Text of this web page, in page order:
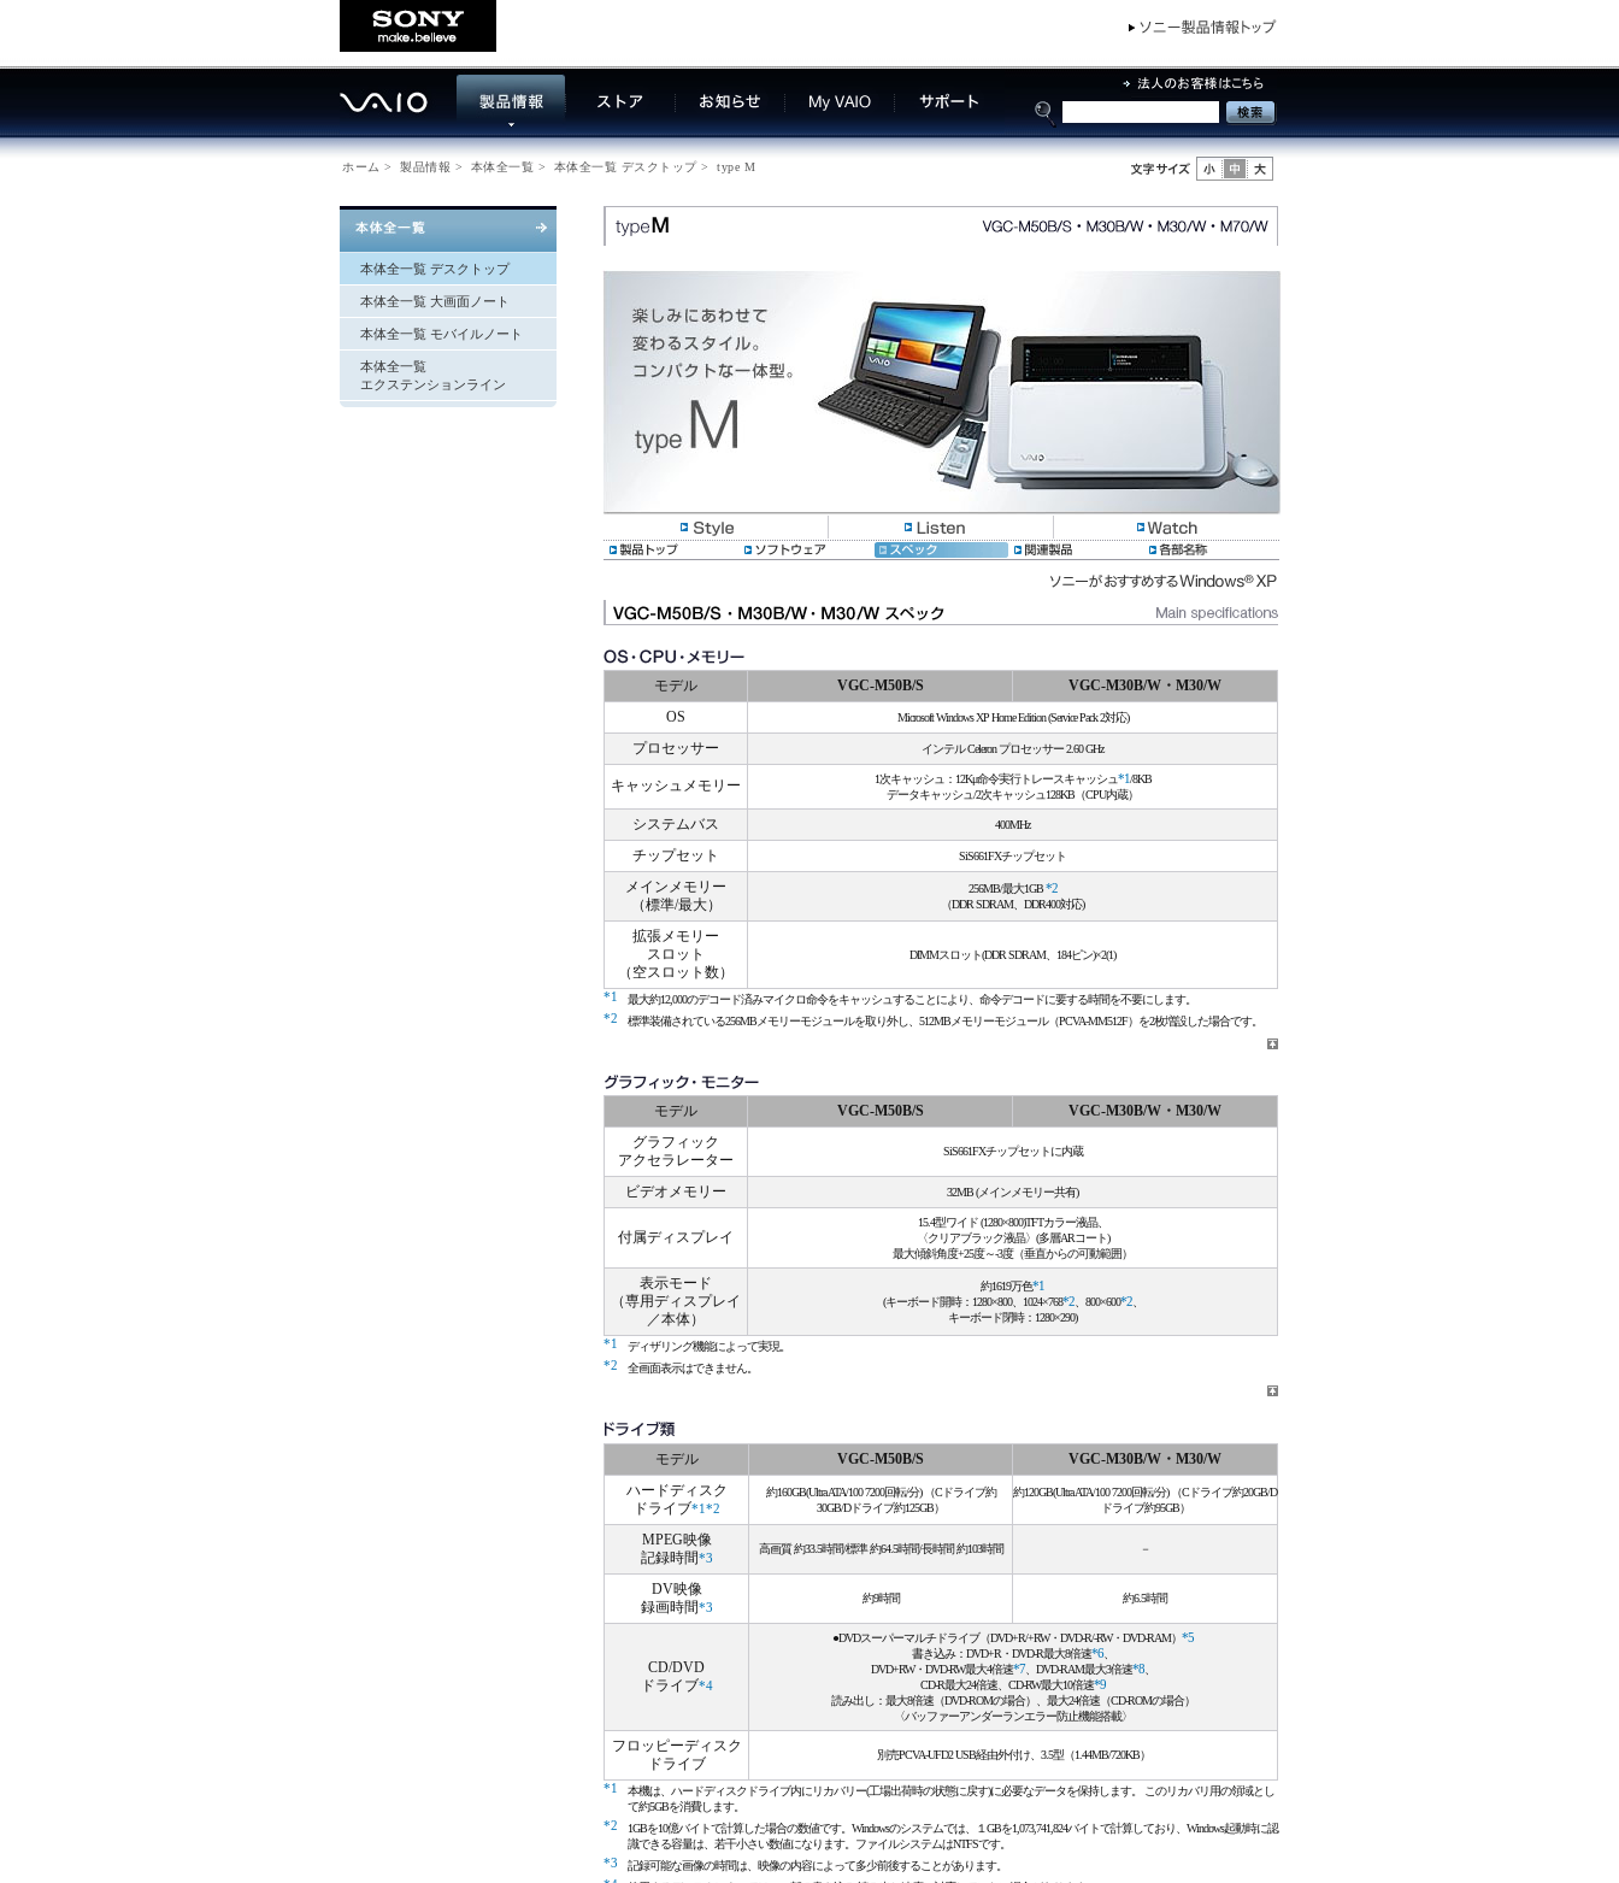
ホーム > 製品情報 > 本体全一覧 > 本体全一覧 デスクトップ> type M
モデル VGC-M50B/S
VGC-M30B/W・M30/W
OS
Microsoft Windows XP Home Edition (Service Pack 2対応)
プロセッサー インテル Celeron プロセッサー 2.60 GHz
キャッシュメモリー 1次キャッシュ：12Kμ命令実行トレースキャッシュ*1/8KB
データキャッシュ/2次キャッシュ128KB（CPU内蔵）
システムバス 400MHz
チップセット SiS661FXチップセット
メインメモリー
（標準/最大）
256MB/最大1GB*2
（DDR SDRAM、DDR400対応)
拡張メモリー
スロット
（空スロット数）
DIMMスロット(DDR SDRAM、184ピン)×2(1)
*1
最大約12,000のデコード済みマイクロ命令をキャッシュすることにより、命令デコードに要する時間を不要にします。
*2
標準装備されている256MBメモリーモジュールを取り外し、512MBメモリーモジュール（PCVA-MM512F）を2枚増設した場合です。
モデル VGC-M50B/S
VGC-M30B/W・M30/W
グラフィック
アクセラレーター
SiS661FXチップセットに内蔵
ビデオメモリー 32MB (メインメモリー共有)
付属ディスプレイ
15.4型ワイド (1280×800)TFTカラー液晶、
〈クリアブラック液晶〉(多層ARコート)
最大傾斜角度+25度～‐3度（垂直からの可動範囲）
表示モード
（専用ディスプレイ
／本体）
約1619万色*1
(キーボード開時：1280×800、1024×768*2、800×600*2、
キーボード閉時：1280×290)
*1
ディザリング機能によって実現。
*2
全画面表示はできません。
モデル VGC-M50B/S
VGC-M30B/W・M30/W
ハードディスク
ドライブ*1*2
約160GB(Ultra ATA/100 7200回転/分) （Cドライブ約
30GB/Dドライブ約125GB）
約120GB(Ultra ATA/100 7200回転/分) （Cドライブ約20GB/D
ドライブ約95GB）
MPEG映像
記録時間*3
高画質 約33.5時間/標準 約64.5時間/長時間 約103時間 －
DV映像
録画時間*3
約9時間 約6.5時間
CD/DVD
ドライブ*4
●DVDスーパーマルチドライブ（DVD+R/+RW・DVD-R/-RW・DVD-RAM） *5
書き込み：DVD+R・DVD-R最大8倍速*6、
DVD+RW・DVD-RW最大4倍速*7、DVD-RAM最大3倍速*8
CD-R最大24倍速、CD-RW最大10倍速*9
読み出し：最大8倍速（DVD-ROMの場合）、最大24倍速（CD-ROMの場合）
〈バッファーアンダーランエラー防止機能搭載〉
フロッピーディスク
ドライブ
別売PCVA-UFD2 USB経由外付け、3.5型（1.44MB/720KB）
*1
本機は、ハードディスクドライブ内にリカバリー(工場出荷時の状態に戻す)に必要なデータを保持します。 このリカバリ用の領域とし
て約5GBを消費します。
*2
1GBを10億バイトで計算した場合の数値です。Windowsのシステムでは、１GBを1,073,741,824バイトで計算しており、Windows起動時に認
識できる容量は、若干小さい数値になります。ファイルシステムはNTFSです。
*3
記録可能な画像の時間は、映像の内容によって多少前後することがあります。
本体全一覧 デスクトップ
本体全一覧 大画面ノート
本体全一覧 モバイルノート
本体全一覧
エクステンションライン